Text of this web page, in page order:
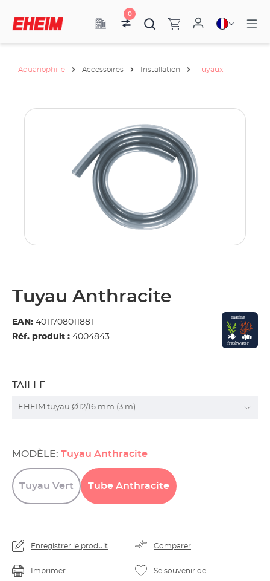
0
Aquariophilie Accessoires Installation Tuyaux
Tuyau Anthracite
EAN: 4011708011881
Réf. produit : 4004843
TAILLE
MODÈLE: Tuyau Anthracite
Tuyau Vert Tube Anthracite
Enregistrer le produit Comparer
Imprimer Se souvenir de